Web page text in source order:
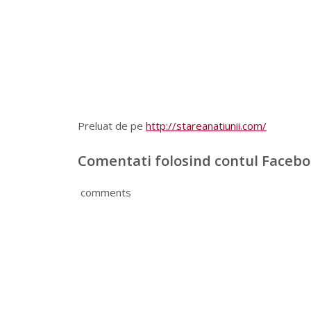
Preluat de pe http://stareanatiunii.com/
Comentati folosind contul
comments